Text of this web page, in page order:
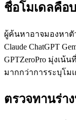
ชื่อโมเดลคือ
ผู้ค้นหาอาจมองหาตั
Claude ChatGPT
GPTZeroPro มุ่งเน้
มากกว่าการระบุโม
ตรวจทานร่า